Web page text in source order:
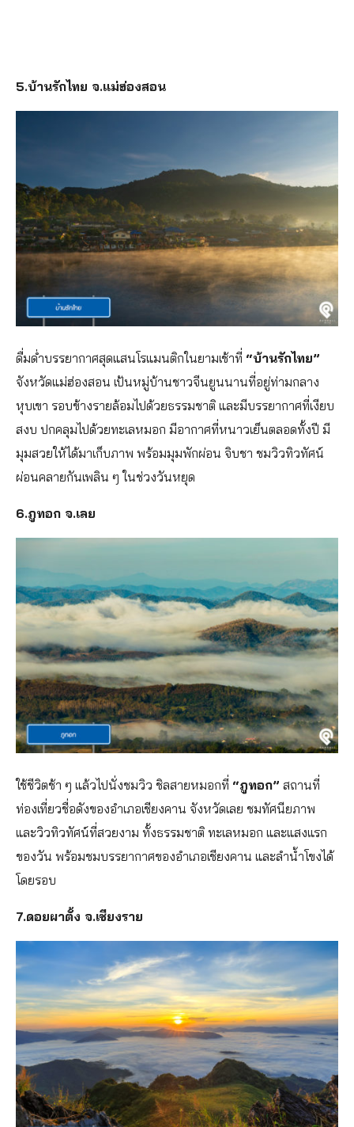
5.บ้านรักไทย จ.แม่ฮ่องสอน
ดื่มด่ำบรรยากาศสุดแสนโรแมนติกในยามเช้าที่ “บ้านรักไทย”
จังหวัดแม่ฮ่องสอน เป้นหมู่บ้านชาวจีนยูนนานที่อยู่ท่ามกลาง
หุบเขา รอบข้างรายล้อมไปด้วยธรรมชาติ และมีบรรยากาศที่เงียบ
สงบ ปกคลุมไปด้วยทะเลหมอก มีอากาศที่หนาวเย็นตลอดทั้งปี มี
มุมสวยให้ได้มาเก็บภาพ พร้อมมุมพักผ่อน จิบชา ชมวิวทิวทัศน์
ผ่อนคลายกันเพลิน ๆ ในช่วงวันหยุด
6.ภูทอก จ.เลย
ใช้ชีวิตช้า ๆ แล้วไปนั่งชมวิว ชิลสายหมอกที่ “ภูทอก” สถานที่
ท่องเที่ยวชื่อดังของอำเภอเชียงคาน จังหวัดเลย ชมทัศนียภาพ
และวิวทิวทัศน์ที่สวยงาม ทั้งธรรมชาติ ทะเลหมอก และแสงแรก
ของวัน พร้อมชมบรรยากาศของอำเภอเชียงคาน และลำน้ำโขงได้
โดยรอบ
7.ดอยผาตั้ง จ.เชียงราย